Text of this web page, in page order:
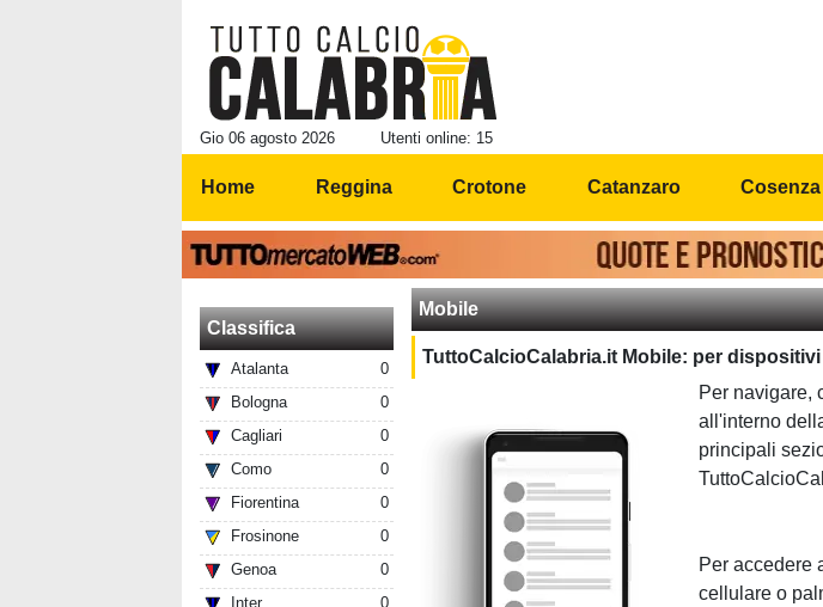
Gio 06 agosto 2026 Utenti online: 15
Home Reggina Crotone Catanzaro Cosenza
Classifica
Atalanta
0
Bologna
0
Cagliari
0
Como
0
Fiorentina
0
Frosinone
0
Genoa
0
Inter
0
Mobile
TuttoCalcioCalabria.it Mobile: per
Per navigare,
all'interno
principali
Per accedere
cellulare o